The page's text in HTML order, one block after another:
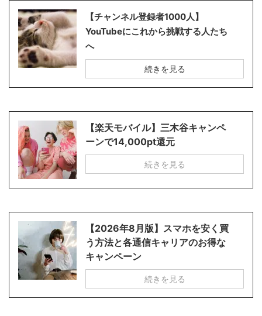
【チャンネル登録者1000人】
YouTubeにこれから挑戦する人たち
へ
続きを見る
【楽天モバイル】三木谷キャンペ
ーンで14,000pt還元
続きを見る
【2026年8月版】スマホを安く買
う方法と各通信キャリアのお得な
キャンペーン
続きを見る